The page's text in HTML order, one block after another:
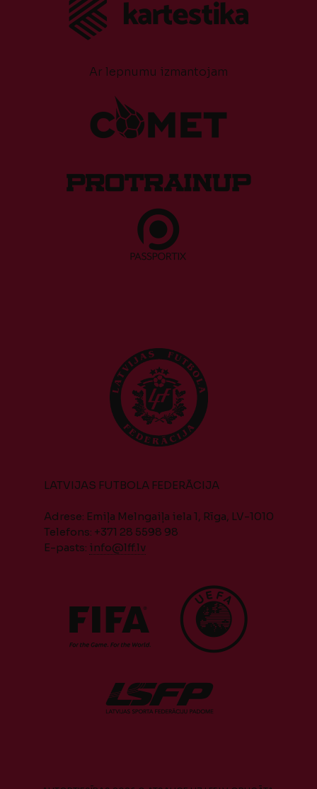
Ar lepnumu izmantojam
LATVIJAS FUTBOLA FEDERĀCIJA
Adrese: Emiļa Melngaiļa iela 1, Rīga, LV-1010
Telefons: +371 28 5598 98
E-pasts: info@lff.lv